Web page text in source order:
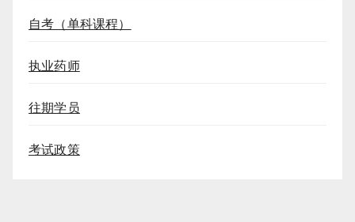
自考（单科课程）
执业药师
往期学员
考试政策